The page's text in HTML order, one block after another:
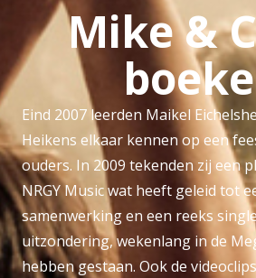
Mike &
Eind 2007 leerden Maikel
Heikens elkaar kennen op een
ouders. In 2009 tekenden zij een
NRGY Music wat heeft geleid tot
samenwerking en een reeks
uitzondering, wekenlang in de
hebben gestaan. Ook de